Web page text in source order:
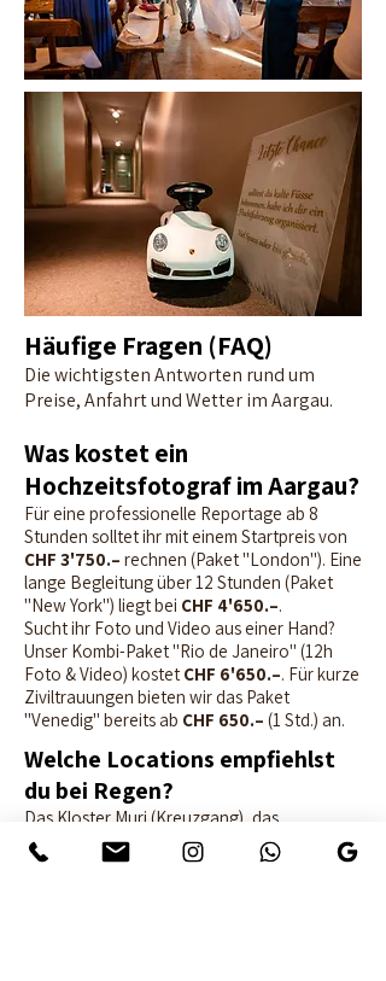
Häufige Fragen (FAQ)
Die wichtigsten Antworten rund um
Preise, Anfahrt und Wetter im Aargau.
Was kostet ein
Hochzeitsfotograf im Aargau?
Für eine professionelle Reportage ab 8
Stunden solltet ihr mit einem Startpreis von
CHF 3'750.– rechnen (Paket "London"). Eine
lange Begleitung über 12 Stunden (Paket
"New York") liegt bei CHF 4'650.–.
Sucht ihr Foto und Video aus einer Hand?
Unser Kombi-Paket "Rio de Janeiro" (12h
Foto & Video) kostet CHF 6'650.–. Für kurze
Ziviltrauungen bieten wir das Paket
"Venedig" bereits ab CHF 650.– (1 Std.) an.
Welche Locations empfiehlst
du bei Regen?
Das Kloster Muri (Kreuzgang), das
Stapferhaus in Lenzburg oder die Arkaden in
der Altstadt von Aarau bieten tolles Licht und